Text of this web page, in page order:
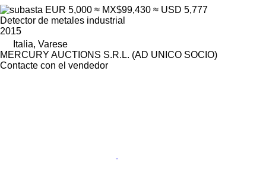
EUR 5,000 ≈ MX$99,430 ≈ USD 5,777
Detector de metales industrial
2015
Italia, Varese
MERCURY AUCTIONS S.R.L. (AD UNICO SOCIO)
Contacte con el vendedor